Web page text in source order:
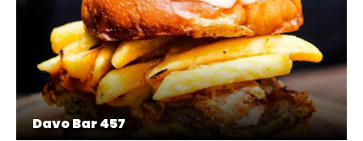
conteúdo
Davo Bar 457